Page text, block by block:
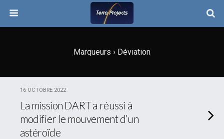
Marqueurs › Déviation
16 OCTOBRE 2022
La mission DART a réussi à
modifier le mouvement d’un
astéroïde